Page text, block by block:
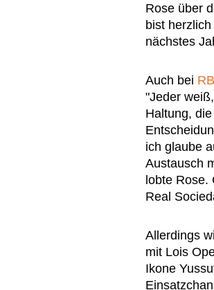
Rose über
bist
nächstes
Auch bei
"Jeder
Haltung,
ich glaube
Austausch
lobte
Real
Allerdings
mit Lois
Ikone